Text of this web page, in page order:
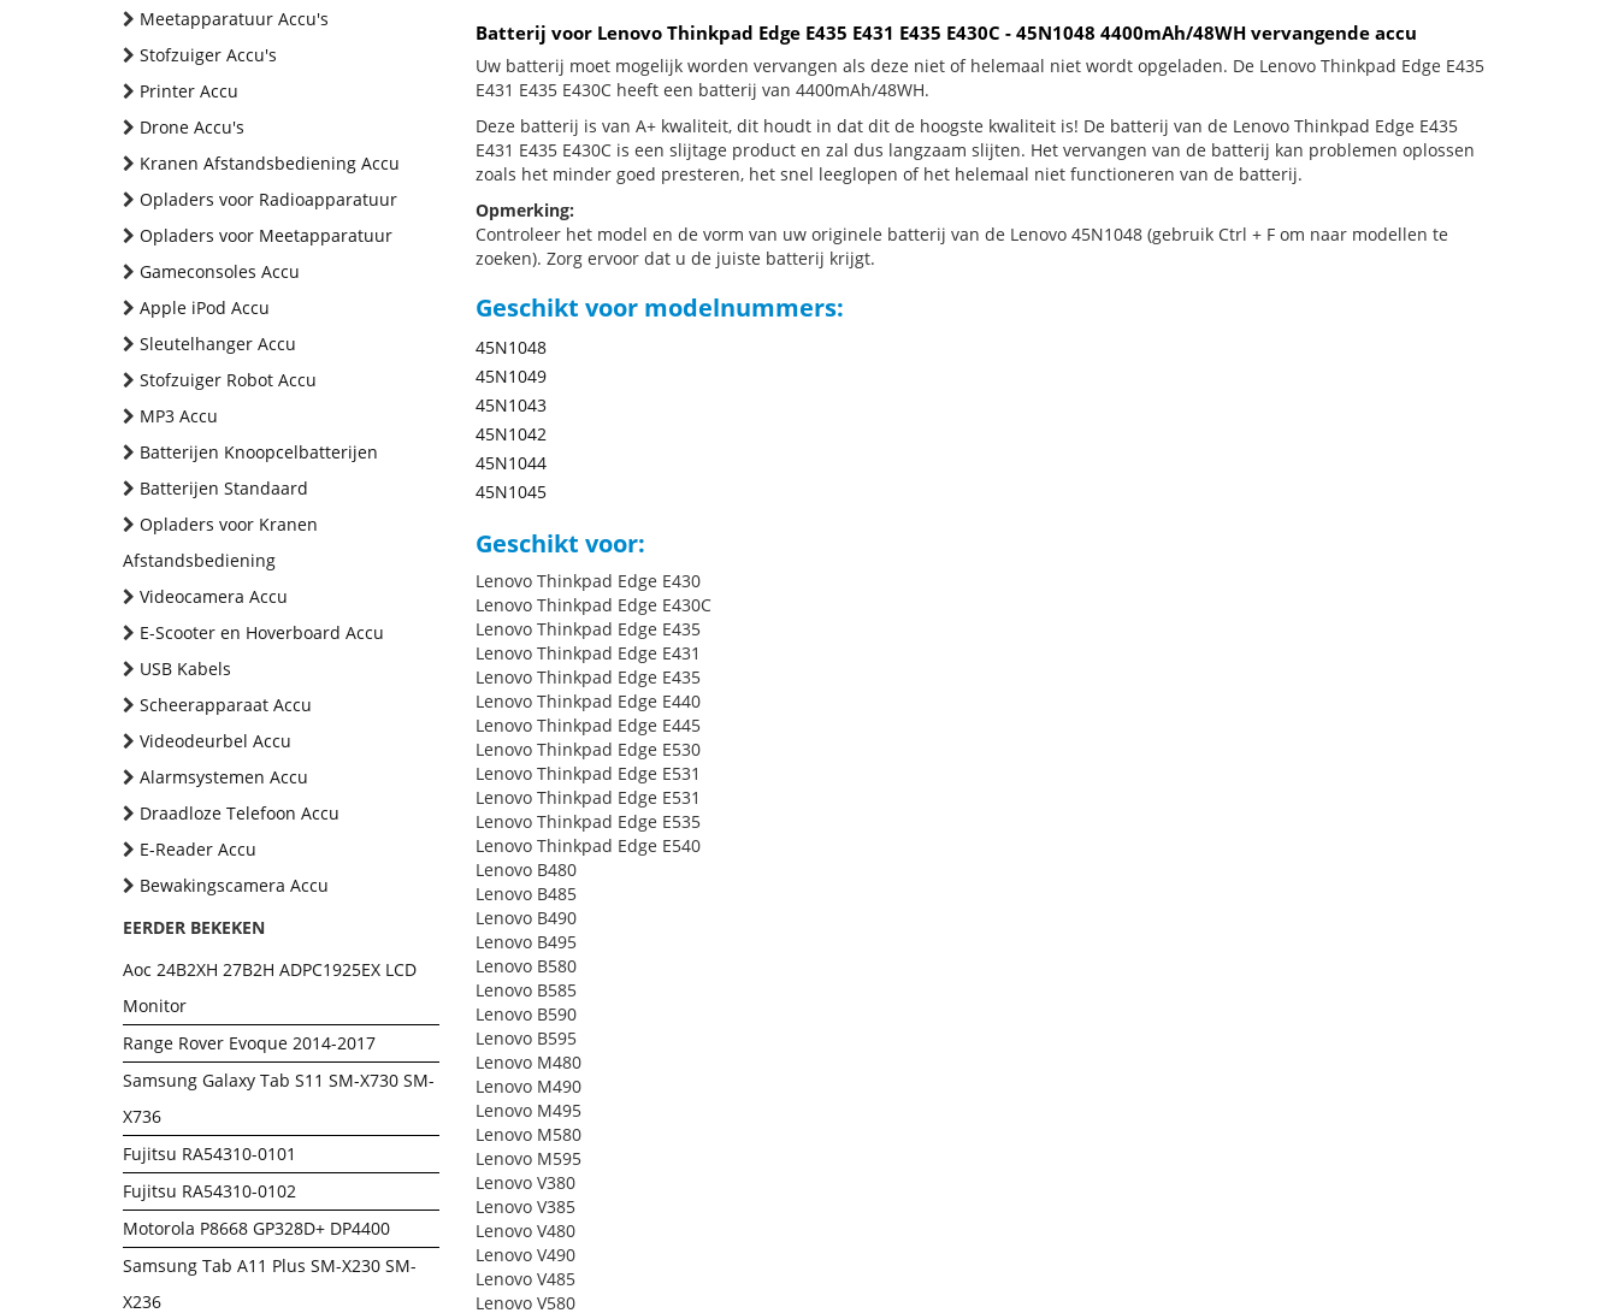
Meetapparatuur Accu's
Stofzuiger Accu's
Printer Accu
Drone Accu's
Kranen Afstandsbediening Accu
Opladers voor Radioapparatuur
Opladers voor Meetapparatuur
Gameconsoles Accu
Apple iPod Accu
Sleutelhanger Accu
Stofzuiger Robot Accu
MP3 Accu
Batterijen Knoopcelbatterijen
Batterijen Standaard
Opladers voor Kranen
Afstandsbediening
Videocamera Accu
E-Scooter en Hoverboard Accu
USB Kabels
Scheerapparaat Accu
Videodeurbel Accu
Alarmsystemen Accu
Draadloze Telefoon Accu
E-Reader Accu
Bewakingscamera Accu
EERDER BEKEKEN
Aoc 24B2XH 27B2H ADPC1925EX LCD
Monitor
Range Rover Evoque 2014-2017
Samsung Galaxy Tab S11 SM-X730 SM-
X736
Fujitsu RA54310-0101
Fujitsu RA54310-0102
Motorola P8668 GP328D+ DP4400
Samsung Tab A11 Plus SM-X230 SM-
X236
Batterij voor Lenovo Thinkpad Edge E435 E431 E435 E430C - 45N1048 4400mAh/48WH vervangende accu
Uw batterij moet mogelijk worden vervangen als deze niet of helemaal niet wordt opgeladen. De Lenovo Thinkpad Edge E435
E431 E435 E430C heeft een batterij van 4400mAh/48WH.
Deze batterij is van A+ kwaliteit, dit houdt in dat dit de hoogste kwaliteit is! De batterij van de Lenovo Thinkpad Edge E435
E431 E435 E430C is een slijtage product en zal dus langzaam slijten. Het vervangen van de batterij kan problemen oplossen
zoals het minder goed presteren, het snel leeglopen of het helemaal niet functioneren van de batterij.
Opmerking:
Controleer het model en de vorm van uw originele batterij van de Lenovo 45N1048 (gebruik Ctrl + F om naar modellen te
zoeken). Zorg ervoor dat u de juiste batterij krijgt.
Geschikt voor modelnummers:
45N1048
45N1049
45N1043
45N1042
45N1044
45N1045
Geschikt voor:
Lenovo Thinkpad Edge E430
Lenovo Thinkpad Edge E430C
Lenovo Thinkpad Edge E435
Lenovo Thinkpad Edge E431
Lenovo Thinkpad Edge E435
Lenovo Thinkpad Edge E440
Lenovo Thinkpad Edge E445
Lenovo Thinkpad Edge E530
Lenovo Thinkpad Edge E531
Lenovo Thinkpad Edge E531
Lenovo Thinkpad Edge E535
Lenovo Thinkpad Edge E540
Lenovo B480
Lenovo B485
Lenovo B490
Lenovo B495
Lenovo B580
Lenovo B585
Lenovo B590
Lenovo B595
Lenovo M480
Lenovo M490
Lenovo M495
Lenovo M580
Lenovo M595
Lenovo V380
Lenovo V385
Lenovo V480
Lenovo V490
Lenovo V485
Lenovo V580